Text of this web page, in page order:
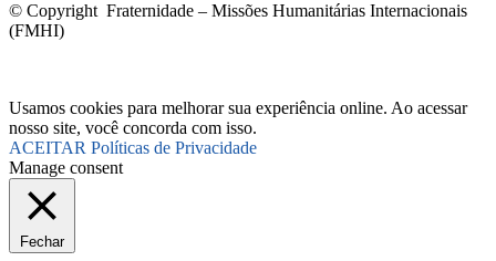
© Copyright Fraternidade – Missões Humanitárias Internacionais
(FMHI)
Usamos cookies para melhorar sua experiência online. Ao acessar
nosso site, você concorda com isso.
ACEITAR Políticas de Privacidade
Manage consent
Fechar